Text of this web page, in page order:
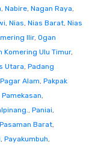
, Nabire, Nagan Raya,
, Nias, Nias Barat, Nias
Ilir, Ogan
Komering Ulu Timur,
Utara, Padang
Pagar Alam, Pakpak
Pamekasan,
, Paniai,
Pasaman Barat,
, Payakumbuh,